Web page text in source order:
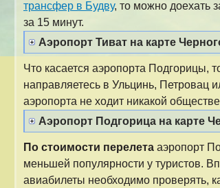
трансфер в Будву, то можно доехать
за 15 минут.
Аэропорт Тиват на карте
Что касается аэропорта Подгорицы,
направляетесь в Ульцинь, Петровац
аэропорта не ходит никакой
Аэропорт Подгорица на карте
По стоимости перелета аэропорт
меньшей популярности у туристов.
авиабилеты необходимо проверять,